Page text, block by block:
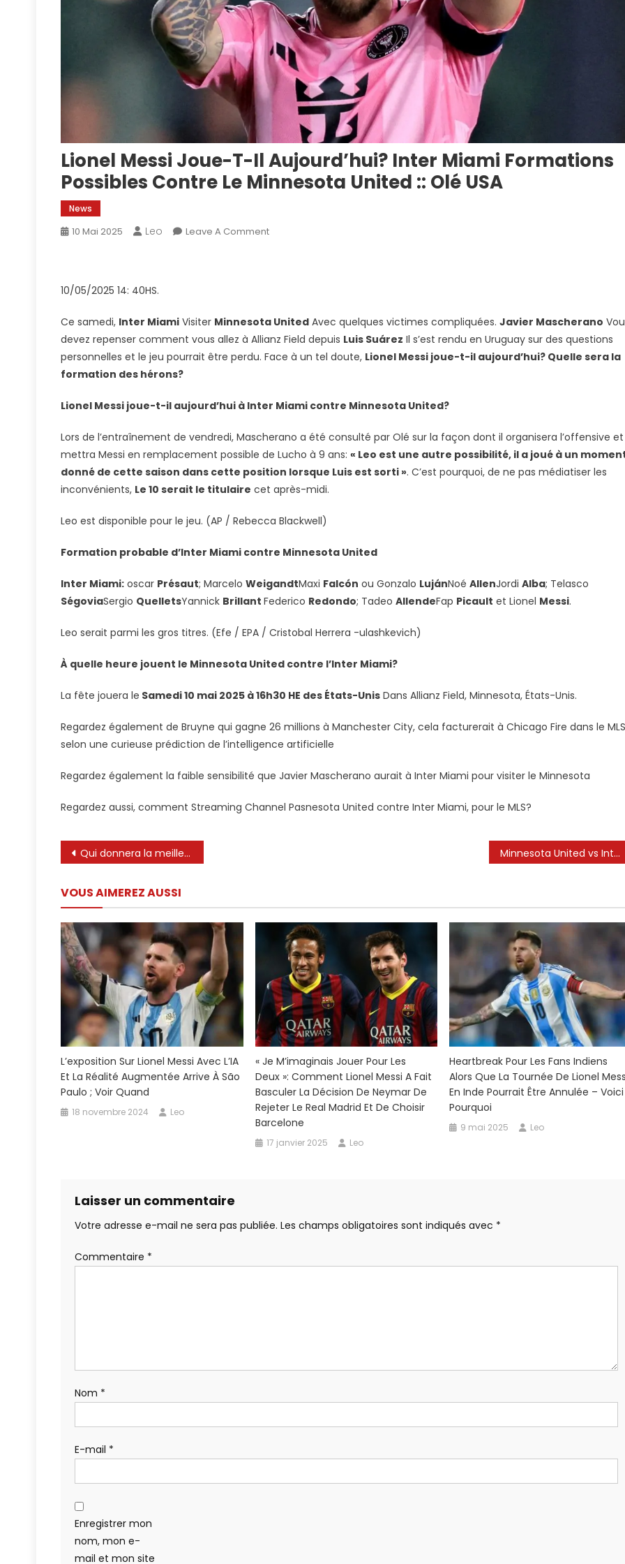
Lionel Messi Joue-T-Il Aujourd’hui? Inter Miami Formations
Possibles Contre Le Minnesota United :: Olé USA
News
10 Mai 2025 Leo Leave A CommentOn
Aujourd’hui?
Inter
Miami
Contre
Minnesota
United
::
Olé
10/05/2025 14: 40HS.
Ce samedi, Inter Miami Visiter Minnesota United Avec quelques victimes compliquées. Javier Mascherano
devez repenser comment vous allez à Allianz Field depuis Luis Suárez Il s’est rendu en Uruguay sur des questions
personnelles et le jeu pourrait être perdu. Face à un tel doute, Lionel Messi joue-t-il aujourd’hui? Quelle sera la
formation des hérons?
Lionel Messi joue-t-il aujourd’hui à Inter Miami contre Minnesota United?
Lors de l’entraînement de vendredi, Mascherano a été consulté par Olé sur la façon dont il organisera l’offensive et
mettra Messi en remplacement possible de Lucho à 9 ans: « Leo est une autre possibilité, il a joué à un
donné de cette saison dans cette position lorsque Luis est sorti ». C’est pourquoi, de ne pas médiatiser les
inconvénients, Le 10 serait le titulaire cet après-midi.
Leo est disponible pour le jeu. (AP / Rebecca Blackwell)
Formation probable d’Inter Miami contre Minnesota United
Inter Miami: oscar Présaut; Marcelo WeigandtMaxi Falcón ou Gonzalo LujánNoé AllenJordi Alba; Telasco
SégoviaSergio QuelletsYannick Brillant Federico Redondo; Tadeo AllendeFap Picault et Lionel Messi.
Leo serait parmi les gros titres. (Efe / EPA / Cristobal Herrera -ulashkevich)
À quelle heure jouent le Minnesota United contre l’Inter Miami?
La fête jouera le Samedi 10 mai 2025 à 16h30 HE des États-Unis Dans Allianz Field, Minnesota, États-Unis.
Regardez également de Bruyne qui gagne 26 millions à Manchester City, cela facturerait à Chicago Fire dans le
selon une curieuse prédiction de l’intelligence artificielle
Regardez également la faible sensibilité que Javier Mascherano aurait à Inter Miami pour visiter le Minnesota
Regardez aussi, comment Streaming Channel Pasnesota United contre Inter Miami, pour le MLS?
Navigation
l’article
Qui donnera la meilleure coupe de cheveux à Ronaldo? Messi, MrBeast,Speed ? #ronaldo #messi #mrbeast Minnesota United vs Inter Miami, où regarder Lionel Messi, flux en direct: prédiction MLS, cotes, lignes
VOUS AIMEREZ AUSSI
L’exposition Sur Lionel Messi Avec L’IA
Et La Réalité Augmentée Arrive À São
Paulo ; Voir Quand
18 novembre 2024 Leo
« Je M’imaginais Jouer Pour Les
Deux »: Comment Lionel Messi A Fait
Basculer La Décision De Neymar De
Rejeter Le Real Madrid Et De Choisir
Barcelone
17 janvier 2025 Leo
Heartbreak Pour Les Fans Indiens
Alors Que La Tournée De Lionel
En Inde Pourrait Être Annulée – Voici
Pourquoi
9 mai 2025 Leo
Laisser un commentaire
Votre adresse e-mail ne sera pas publiée. Les champs obligatoires sont indiqués avec *
Commentaire *
Nom *
E-mail *
Enregistrer mon
nom, mon e-
mail et mon site